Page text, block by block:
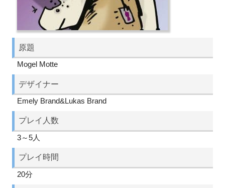
原題
Mogel Motte
デザイナー
Emely Brand&Lukas Brand
プレイ人数
3～5人
プレイ時間
20分